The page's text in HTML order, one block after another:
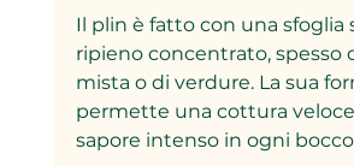
Il plin è fatto con una sfoglia
ripieno concentrato, spesso
mista o di verdure. La sua
permette una cottura
sapore intenso in ogni